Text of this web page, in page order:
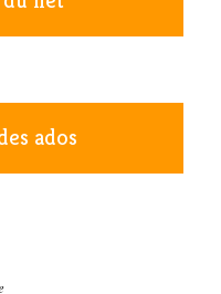
ados